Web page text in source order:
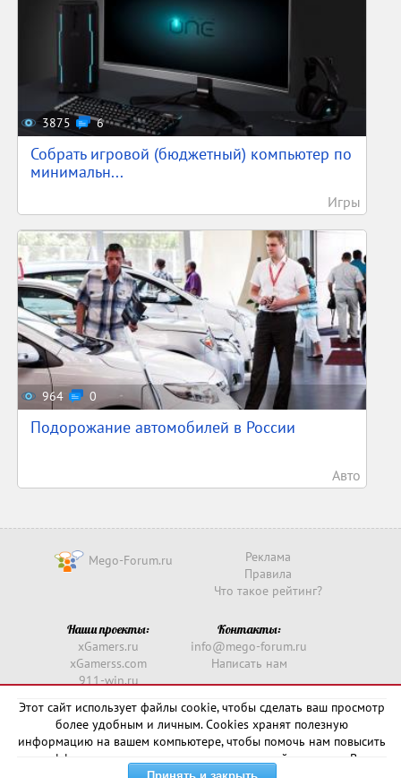
3875 6
Собрать игровой (бюджетный) компьютер по
минимальн...
Игры
964 0
Подорожание автомобилей в России
Авто
Mego-Forum.ru
Реклама
Правила
Что такое рейтинг?
Наши проекты:
xGamers.ru
xGamerss.com
911-win.ru
Контакты:
info@mego-forum.ru
Написать нам
Copyright © 2016 -2026
Этот сайт использует файлы cookie, чтобы сделать ваш просмотр
более удобным и личным. Cookies хранят полезную
информацию на вашем компьютере, чтобы помочь нам повысить
эффективность и актуальность нашего сайта для вас. В